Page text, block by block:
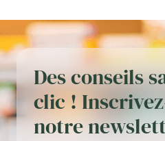
Des conseils
clic !
notre